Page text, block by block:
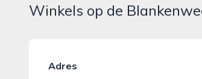
Winkels op de
Adres